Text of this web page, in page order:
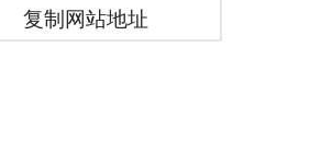
复制网站地址